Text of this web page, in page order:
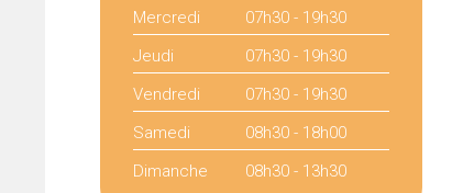
Mercredi
07h30 - 19h30
Jeudi
07h30 - 19h30
Vendredi
07h30 - 19h30
Samedi
08h30 - 18h00
Dimanche
08h30 - 13h30